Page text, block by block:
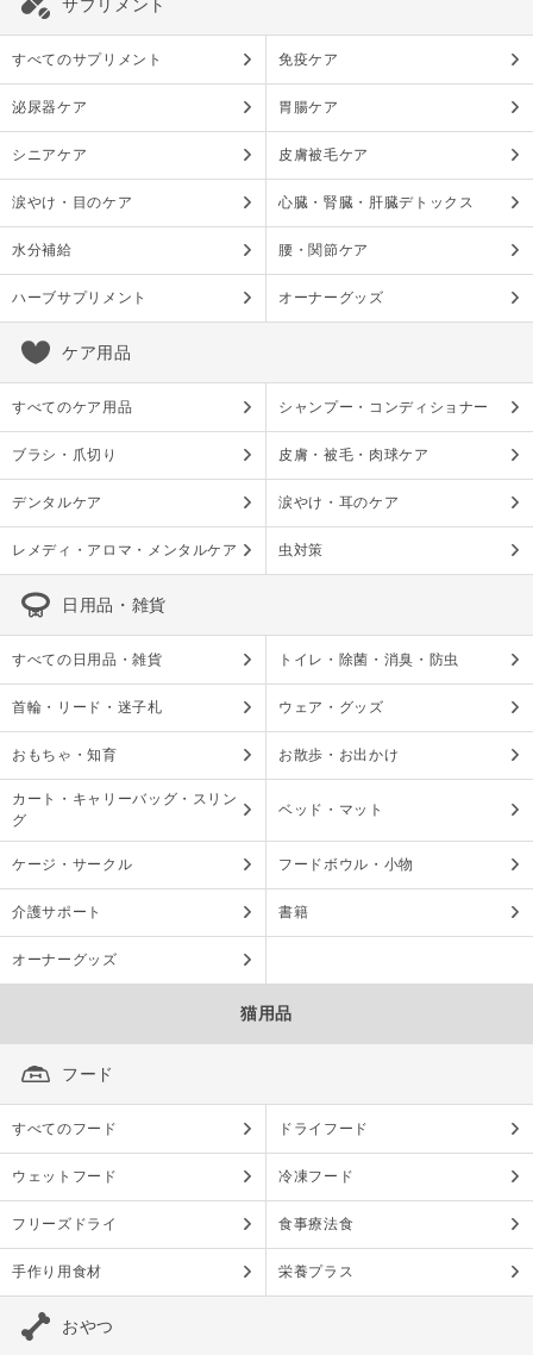
サプリメント
すべてのサプリメント 免疫ケア
泌尿器ケア 胃腸ケア
シニアケア 皮膚被毛ケア
涙やけ・目のケア 心臓・腎臓・肝臓デトックス
水分補給 腰・関節ケア
ハーブサプリメント オーナーグッズ
ケア用品
すべてのケア用品 シャンプー・コンディショナー
ブラシ・爪切り 皮膚・被毛・肉球ケア
デンタルケア 涙やけ・耳のケア
レメディ・アロマ・メンタルケア 虫対策
日用品・雑貨
すべての日用品・雑貨 トイレ・除菌・消臭・防虫
首輪・リード・迷子札 ウェア・グッズ
おもちゃ・知育 お散歩・お出かけ
カート・キャリーバッグ・スリン
グ
ベッド・マット
ケージ・サークル フードボウル・小物
介護サポート 書籍
オーナーグッズ
猫用品
フード
すべてのフード ドライフード
ウェットフード 冷凍フード
フリーズドライ 食事療法食
手作り用食材 栄養プラス
おやつ